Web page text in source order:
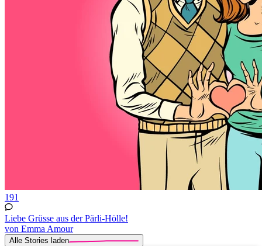
191
Liebe Grüsse aus der Pärli-Hölle!
von Emma Amour
Alle Stories laden